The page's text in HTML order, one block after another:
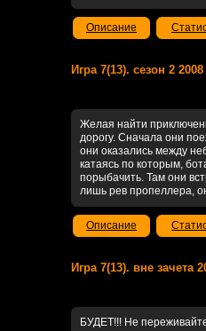
Описание
Игра 7(13). сезон 2
Желая найти
дорогу. Сначала они
они оказались между
катаясь по которым,
порыбачить. Там они
лишь рев пропеллера,
Описание
Игра 7(13). вне зачета
БУДЕТ!!! Не